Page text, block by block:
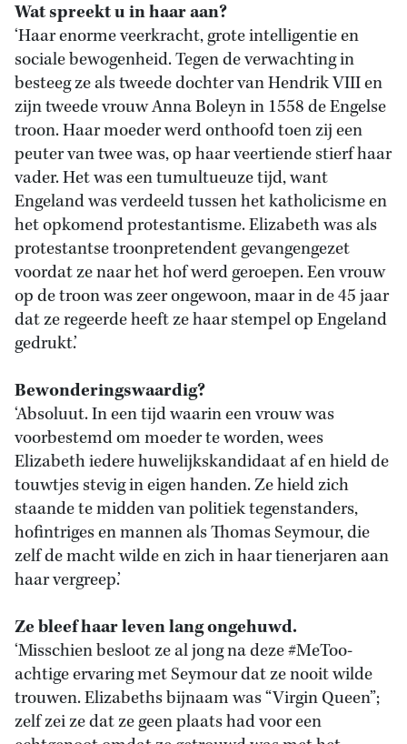
Wat spreekt u in haar aan?
‘Haar enorme veerkracht, grote intelligentie en
sociale bewogenheid. Tegen de verwachting in
besteeg ze als tweede dochter van Hendrik VIII en
zijn tweede vrouw Anna Boleyn in 1558 de Engelse
troon. Haar moeder werd onthoofd toen zij een
peuter van twee was, op haar veertiende stierf haar
vader. Het was een tumultueuze tijd, want
Engeland was verdeeld tussen het katholicisme en
het opkomend protestantisme. Elizabeth was als
protestantse troonpretendent gevangengezet
voordat ze naar het hof werd geroepen. Een vrouw
op de troon was zeer ongewoon, maar in de 45 jaar
dat ze regeerde heeft ze haar stempel op Engeland
gedrukt.’
Bewonderingswaardig?
‘Absoluut. In een tijd waarin een vrouw was
voorbestemd om moeder te worden, wees
Elizabeth iedere huwelijkskandidaat af en hield de
touwtjes stevig in eigen handen. Ze hield zich
staande te midden van politiek tegenstanders,
hofintriges en mannen als Thomas Seymour, die
zelf de macht wilde en zich in haar tienerjaren aan
haar vergreep.’
Ze bleef haar leven lang ongehuwd.
‘Misschien besloot ze al jong na deze #MeToo-
achtige ervaring met Seymour dat ze nooit wilde
trouwen. Elizabeths bijnaam was “Virgin Queen”;
zelf zei ze dat ze geen plaats had voor een